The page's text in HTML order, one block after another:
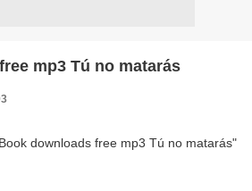
mp3 Tú no matarás